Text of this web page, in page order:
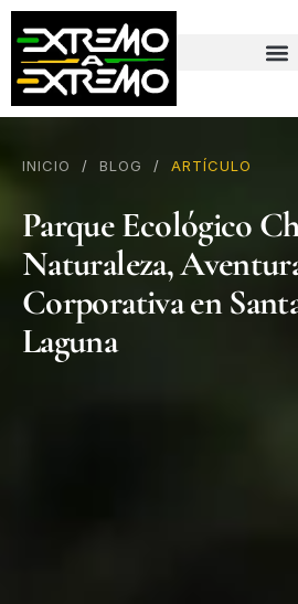
contenido
INICIO / BLOG / ARTÍCULO
Parque Ecológico
Naturaleza,
Corporativa en
Laguna